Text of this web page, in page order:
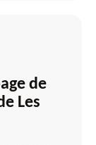
de
Les